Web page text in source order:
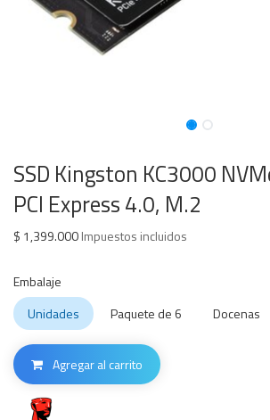
SSD Kingston KC3000
PCI Express 4.0, M.2
$ 1,399.000Impuestos incluidos
Embalaje
Unidades
Paquete de 6 Docenas
Agregar al carrito